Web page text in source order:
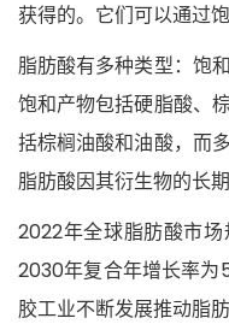
获得的。它们可以通过
脂肪酸有多种类型：饱
饱和产物包括硬脂酸、
括棕榈油酸和油酸，而
脂肪酸因其衍生物的长
2022年全球脂肪酸市场
2030年复合年增长率为
胶工业不断发展推动脂